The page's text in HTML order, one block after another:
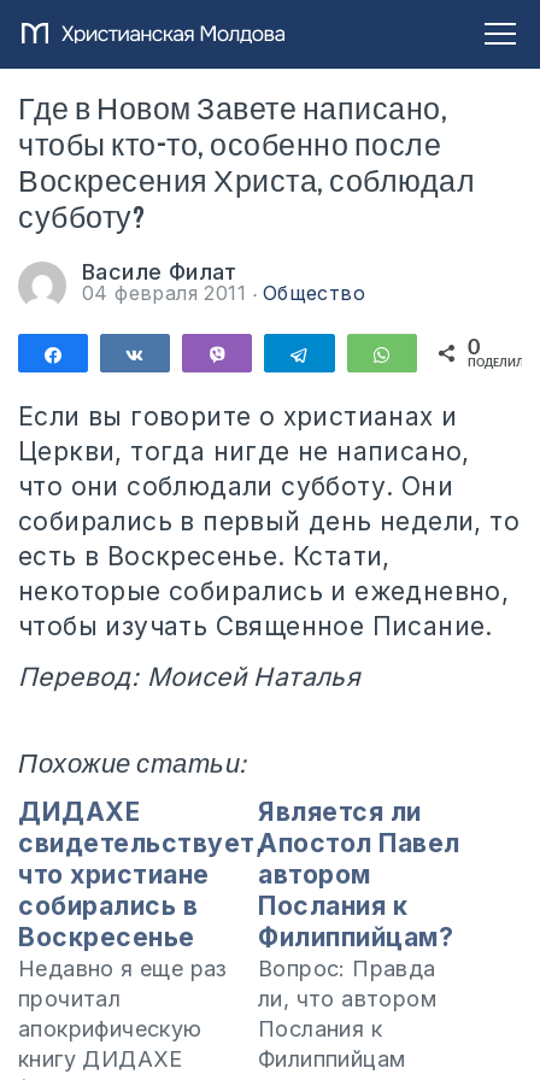
Где в Новом Завете написано,
чтобы кто-то, особенно после
Воскресения Христа, соблюдал
субботу?
Василе Филат
04 февраля 2011 Общество
ПоделитьсяПоделиться Telegram WhatsApp
0
Если вы говорите о христианах и
Церкви, тогда нигде не написано,
что они соблюдали субботу. Они
собирались в первый день недели, то
есть в Воскресенье. Кстати,
некоторые собирались и ежедневно,
чтобы изучать Священное Писание.
Перевод: Моисей Наталья
Похожие статьи:
ДИДАХЕ
свидетельствует,
что христиане
собирались в
Воскресенье
Недавно я еще раз
прочитал
апокрифическую
книгу ДИДАХЕ
Является ли
Апостол Павел
автором
Послания к
Филиппийцам?
Вопрос: Правда
ли, что автором
Послания к
Филиппийцам